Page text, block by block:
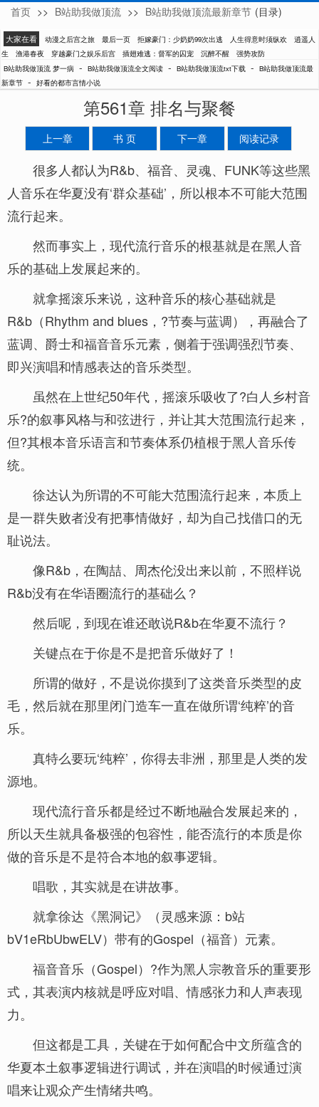
梦一病
首页 >> B站助我做顶流 >> B站助我做顶流最新章节 (目录)
大家在看 动漫之后宫之旅 最后一页 拒嫁豪门：少奶奶99次出逃 人生得意时须纵欢
逍遥人
生
渔港春夜 穿越豪门之娱乐后宫 插翅难逃：督军的囚宠 沉醉不醒
强势攻防
B站助我做顶流 梦一病 - B站助我做顶流全文阅读 - B站助我做顶流txt下载 - B站助我做顶流最
新章节 - 好看的都市言情小说
第561章 排名与聚餐
上一章 书 页 下一章 阅读记录
很多人都认为R&b、福音、灵魂、FUNK等这些黑
人音乐在华夏没有‘群众基础’，所以根本不可能大范围
流行起来。
然而事实上，现代流行音乐的根基就是在黑人音
乐的基础上发展起来的。
就拿摇滚乐来说，这种音乐的核心基础就是
R&b（Rhythm and blues，?节奏与蓝调），再融合了
蓝调、爵士和福音音乐元素，侧着于强调强烈节奏、
即兴演唱和情感表达的音乐类型。
虽然在上世纪50年代，摇滚乐吸收了?白人乡村音
乐?的叙事风格与和弦进行，并让其大范围流行起来，
但?其根本音乐语言和节奏体系仍植根于黑人音乐传
统。
徐达认为所谓的不可能大范围流行起来，本质上
是一群失败者没有把事情做好，却为自己找借口的无
耻说法。
像R&b，在陶喆、周杰伦没出来以前，不照样说
R&b没有在华语圈流行的基础么？
然后呢，到现在谁还敢说R&b在华夏不流行？
关键点在于你是不是把音乐做好了！
所谓的做好，不是说你摸到了这类音乐类型的皮
毛，然后就在那里闭门造车一直在做所谓‘纯粹’的音
乐。
真特么要玩‘纯粹’，你得去非洲，那里是人类的发
源地。
现代流行音乐都是经过不断地融合发展起来的，
所以天生就具备极强的包容性，能否流行的本质是你
做的音乐是不是符合本地的叙事逻辑。
唱歌，其实就是在讲故事。
就拿徐达《黑洞记》（灵感来源：b站
bV1eRbUbwELV）带有的Gospel（福音）元素。
福音音乐（Gospel）?作为黑人宗教音乐的重要形
式，其表演内核就是呼应对唱、情感张力和人声表现
力。
但这都是工具，关键在于如何配合中文所蕴含的
华夏本土叙事逻辑进行调试，并在演唱的时候通过演
唱来让观众产生情绪共鸣。